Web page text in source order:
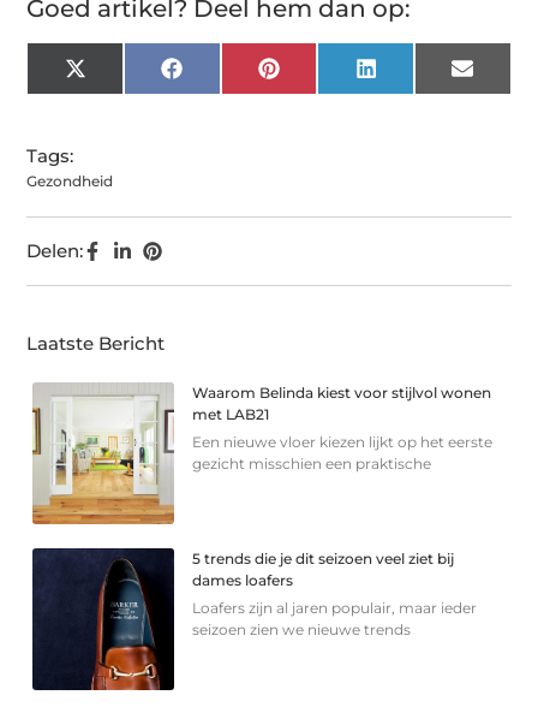
Goed artikel? Deel hem dan op:
X
(Twitter)
FacebookPinterest LinkedIn Email
Tags:
Gezondheid
Delen:
Laatste Bericht
Waarom Belinda kiest voor stijlvol wonen
met LAB21
Een nieuwe vloer kiezen lijkt op het eerste
gezicht misschien een praktische
5 trends die je dit seizoen veel ziet bij
dames loafers
Loafers zijn al jaren populair, maar ieder
seizoen zien we nieuwe trends